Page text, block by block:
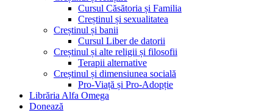
Cursul Căsătoria și Familia
Creștinul și sexualitatea
Creștinul și banii
Cursul Liber de datorii
Creștinul și alte religii și filosofii
Terapii alternative
Creștinul și dimensiunea socială
Pro-Viață și Pro-Adopție
Librăria Alfa Omega
Donează